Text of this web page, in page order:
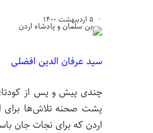
۵ اردیبهشت ۱۴۰۰
سید عرفان الدین افضلی
چندی پیش و پس از
پشت صحنه تلاش­‌ها برای
اردن که برای نجات جان